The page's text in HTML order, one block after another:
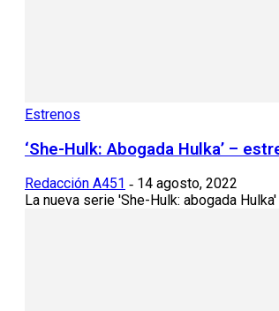
Estrenos
‘She-Hulk: Abogada Hulka’ –
Redacción A451 - 14 agosto, 2022
La nueva serie 'She-Hulk: abogada